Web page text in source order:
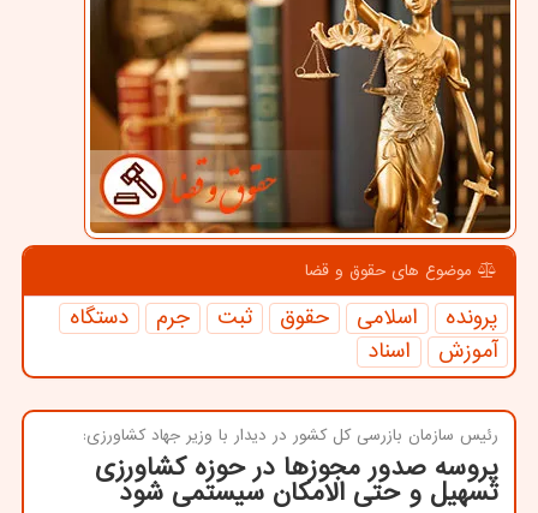
موضوع های حقوق و قضا
پرونده اسلامی حقوق ثبت جرم
دستگاه
آموزش
اسناد
رئیس سازمان بازرسی كل كشور در دیدار با وزیر جهاد كشاورزی:
پروسه صدور مجوزها در حوزه كشاورزی
تسهیل و حتی الامكان سیستمی شود